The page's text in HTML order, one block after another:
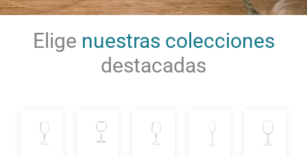
Elige nuestras colecciones
destacadas